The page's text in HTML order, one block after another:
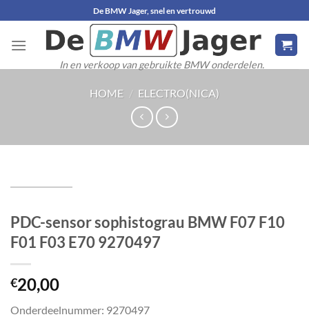
naar
inhoud
De BMW Jager, snel en vertrouwd
In en verkoop van gebruikte BMW onderdelen.
HOME / ELECTRO(NICA)
PDC-sensor sophistograu BMW F07 F10
F01 F03 E70 9270497
€20,00
Onderdeelnummer: 9270497